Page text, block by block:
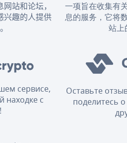
站和论坛，
兴趣的人提供
一项旨在收集有
息的服务，它将
站上
сервисе,
находке с
Оставьте
поделитесь